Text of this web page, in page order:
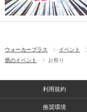
ウォーカープラス イベント
県のイベント
お祭り
利用規約
推奨環境